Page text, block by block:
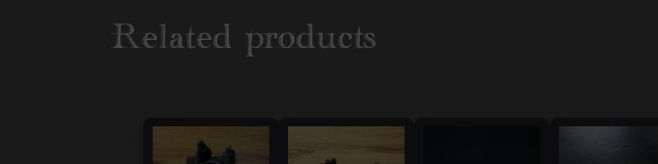
Related products